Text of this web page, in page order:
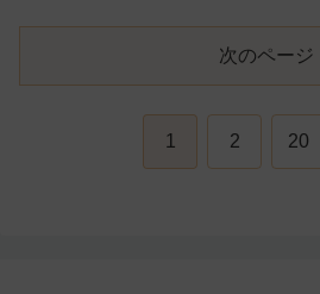
次のページ
1 2 20